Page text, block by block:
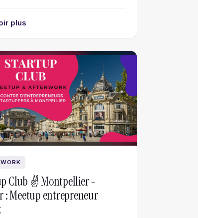
plus
Club ✌️ Montpellier -
: Meetup entrepreneur